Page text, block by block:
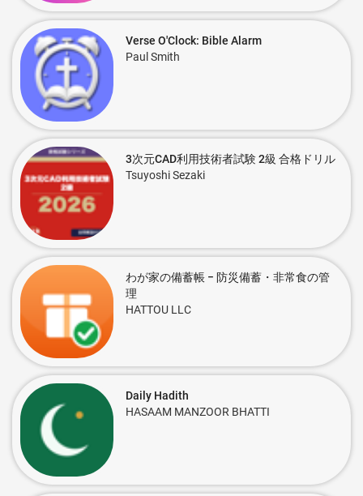
Verse O'Clock: Bible Alarm
Paul Smith
3次元CAD利用技術者試験 2級 合格ドリル
Tsuyoshi Sezaki
わが家の備蓄帳 − 防災備蓄・非常食の管
理
HATTOU LLC
Daily Hadith
HASAAM MANZOOR BHATTI